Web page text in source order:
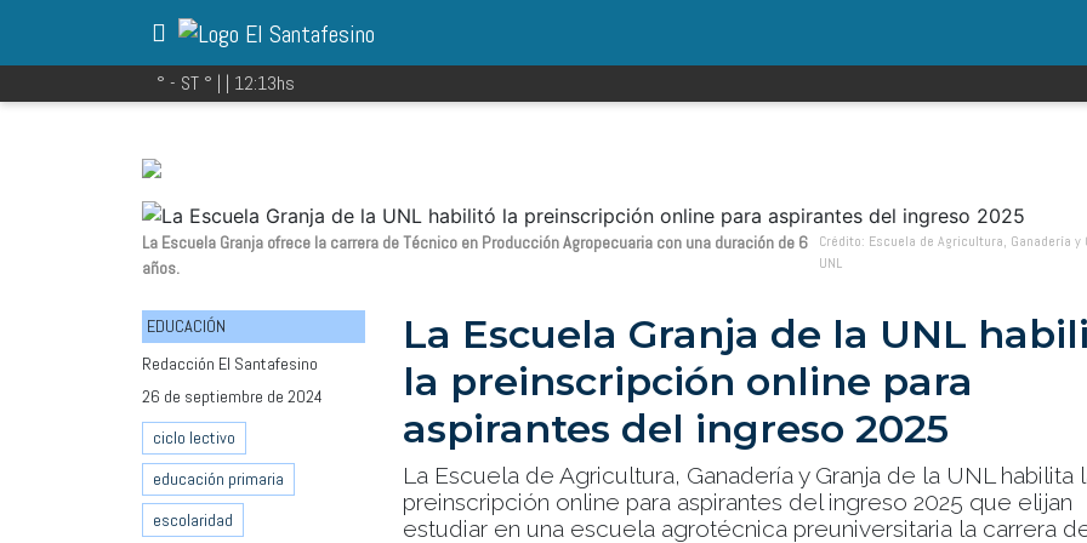
° - ST ° | | 12:13hs
La Escuela Granja ofrece la carrera de Técnico en Producción Agropecuaria con una duración de 6
años.
Crédito: Escuela de Agricultura, Ganadería y
UNL
EDUCACIÓN
Redacción El Santafesino
26 de septiembre de 2024
ciclo lectivo
educación primaria
escolaridad
La Escuela Granja de la UNL
la preinscripción online para
aspirantes del ingreso 2025
La Escuela de Agricultura, Ganadería y Granja de la UNL habilita
preinscripción online para aspirantes del ingreso 2025 que elijan
estudiar en una escuela agrotécnica preuniversitaria la carrera